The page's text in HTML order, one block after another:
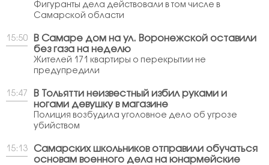
Фигуранты дела действовали в том числе в
Самарской области
15:50
В Самаре дом на ул. Воронежской оставили
без газа на неделю
Жителей 171 квартиры о перекрытии не
предупредили
15:47
В Тольятти неизвестный избил руками и
ногами девушку в магазине
Полиция возбудила уголовное дело об угрозе
убийством
15:13
Самарских школьников отправили обучаться
основам военного дела на юнармейские